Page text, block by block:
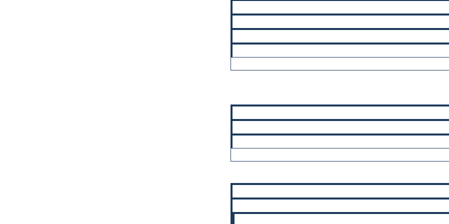
והעסקי שהיא מציעה. בעוד שבעלי עסקים בישראל ניצבים בפני אתגרים לא פשוטים, הזדמנויות
שהמדינה מציעה.
לנפש הוא מהגבוהים בעולם. ענפי המחשוב, התוכנה וההיי-טק משגשגים ומהווים גורם משיכה
לחברות העוסקות בישראל. סך הכול, סביבת העסקים הישראלית משדרת יציבות ויוצרת אמון בקרב
אחרים וחשוף לתנודות בשל המצב הביטחוני והמדיני המורכב. שכר העבודה גבוה ומחירי
וסיכונים גאו-פוליטיים תמידיים בישראל מרתיעים חלק מהמשקיעים הזרים.